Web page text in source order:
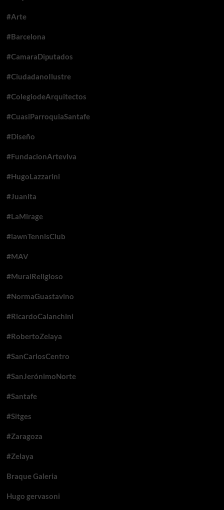
#Arte
#Barcelona
#CamaraDiputados
#CiudadanoIlustre
#ColegiodeArquitectos
#CuasiParroquiaSantafe
#Diseño
#FundacionArteviva
#HugoLazzarini
#Juanita
#LaMirage
#lawnTennisClub
#MAV
#MuralReligioso
#NormaGuastavino
#RicardoCalanchini
#RobertoZelaya
#SanCarlosCentro
#SanJerónimoNorte
#Santafe
#Sitges
#Zaragoza
#Zelaya
Braque Galeria
Hugo gervasoni